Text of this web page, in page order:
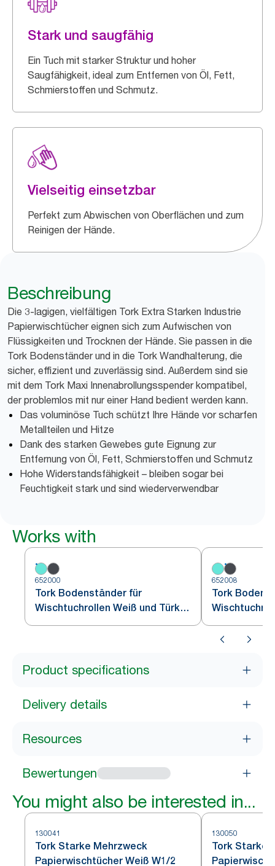
Stark und saugfähig
Ein Tuch mit starker Struktur und hoher
Saugfähigkeit, ideal zum Entfernen von Öl, Fett,
Schmierstoffen und Schmutz.
Vielseitig einsetzbar
Perfekt zum Abwischen von Oberflächen und zum
Reinigen der Hände.
Beschreibung
Die 3-lagigen, vielfältigen Tork Extra Starken Industrie
Papierwischtücher eignen sich zum Aufwischen von
Flüssigkeiten und Trocknen der Hände. Sie passen in die
Tork Bodenständer und in die Tork Wandhalterung, die
sicher, effizient und zuverlässig sind. Außerdem sind sie
mit dem Tork Maxi Innenabrollungsspender kompatibel,
der problemlos mit nur einer Hand bedient werden kann.
Das voluminöse Tuch schützt Ihre Hände vor scharfen
Metallteilen und Hitze
Dank des starken Gewebes gute Eignung zur
Entfernung von Öl, Fett, Schmierstoffen und Schmutz
Hohe Widerstandsfähigkeit – bleiben sogar bei
Feuchtigkeit stark und sind wiederverwendbar
Works with
652000
Tork Bodenständer für
Wischtuchrollen Weiß und Türkis
W1
652008
Tork
Schwarz W1
Product specifications
Delivery details
Resources
Bewertungen
You might also be interested in...
130041
Tork Starke Mehrzweck
Papierwischtücher Weiß W1/2
130050
Tork Starke